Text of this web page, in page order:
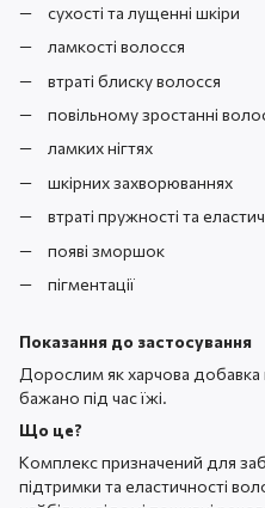
сухості та лущенні шкіри
ламкості волосся
втраті блиску волосся
повільному зростанні
ламких нігтях
шкірних захворюваннях
втраті пружності та
появі зморшок
пігментації
Показання до застосування
Дорослим як харчова
бажано під час їжі.
Що це?
Комплекс призначений для
підтримки та еластичності